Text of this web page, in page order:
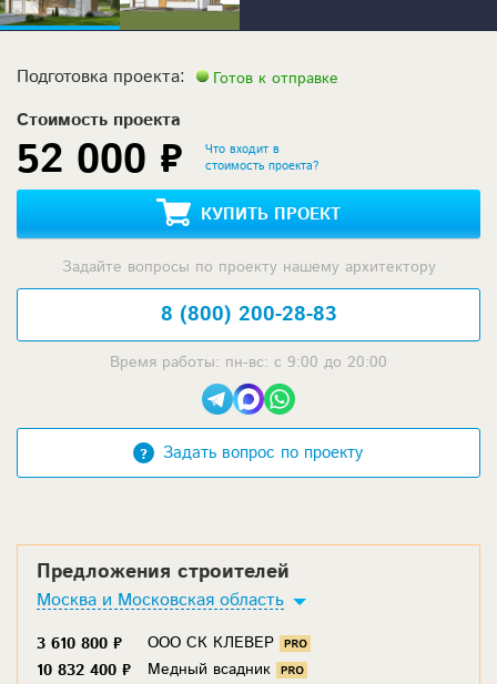
Подготовка проекта: Готов к отправке
Стоимость проекта
52 000 ₽
Что входит в
стоимость проекта?
КУПИТЬ ПРОЕКТ
Задайте вопросы по проекту нашему архитектору
8 (800) 200-28-83
Время работы: пн-вс: с 9:00 до 20:00
Задать вопрос по проекту
Предложения строителей
Москва и Московская область
3 610 800 ₽
ООО СК КЛЕВЕР
10 832 400 ₽
Медный всадник